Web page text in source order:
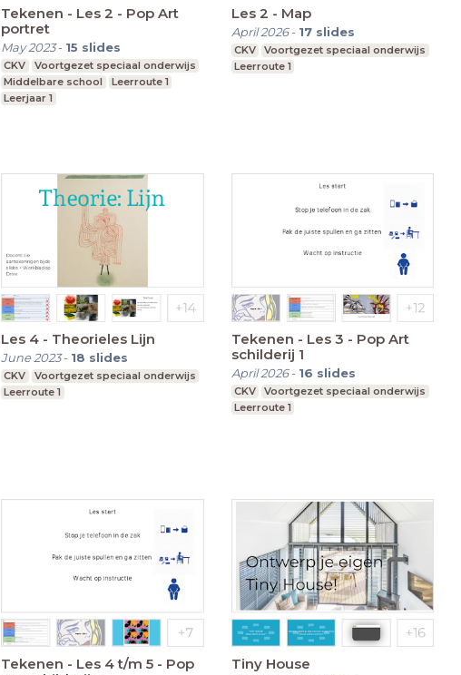
Tekenen - Les 2 - Pop Art
portret
May 2023- 15 slides
CKV
Voortgezet speciaal onderwijs
Middelbare school
Leerroute 1
Leerjaar 1
Les 2 - Map
April 2026- 17 slides
CKV
Voortgezet speciaal onderwijs
Leerroute 1
Les 4 - Theorieles Lijn
June 2023- 18 slides
CKV
Voortgezet speciaal onderwijs
Leerroute 1
Tekenen - Les 3 - Pop Art
schilderij 1
April 2026- 16 slides
CKV
Voortgezet speciaal onderwijs
Leerroute 1
Tekenen - Les 4 t/m 5 - Pop
Tiny House